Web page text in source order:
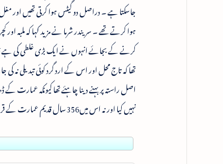
جاسکتا ہے ۔ دراصل دو گیٹس ہوا کرتی تھیں
ہوا کرتے تھے ۔ سریندر شرما نے مزید کہا کہ
کرنے کے بجائے انہوں نے ایک بڑی غلطی کی ہے
تھا کہ تاج محل اور اس کے ارد گرد کوئی تبدیلی
اصل راستہ پر بہنے دینا چاہئے تھا کیونکہ
نہیں کیا اور نہ اس میں356سال قدیم عمارت کے قریب پارک تعمیر کرنے کے امکانی نقصانات کے بارے میں کوئی تحقیق کی ۔